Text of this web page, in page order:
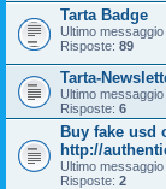
Tarta Badge
Ultimo messaggio
Risposte: 89
Tarta-
Ultimo messaggio
Risposte: 6
Buy fake usd
http://
Ultimo messaggio
Risposte: 2